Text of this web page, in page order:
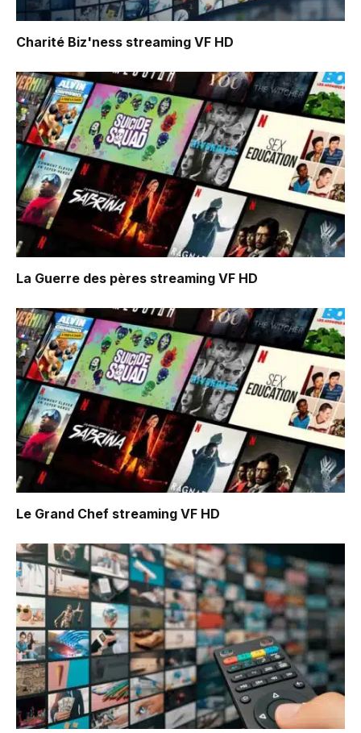
Charité Biz'ness streaming VF HD
La Guerre des pères streaming VF HD
Le Grand Chef streaming VF HD